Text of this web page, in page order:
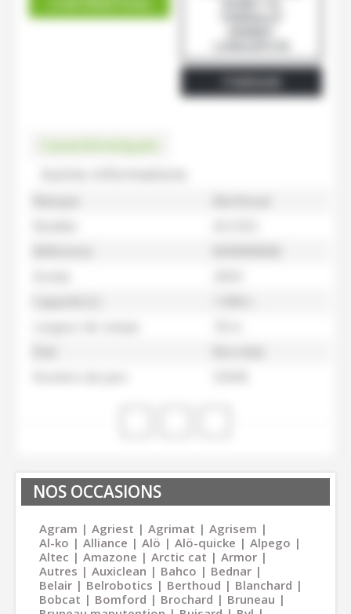
Caractéristiques
NOS OCCASIONS
Agram Agriest Agrimat
Agrisem
Al-ko
Alliance Alö Alö-quicke
Alpego
Altec
Amazone Arctic cat
Armor
Autres
Auxiclean Bahco
Bednar
Belair
Belrobotics Berthoud
Blanchard
Bobcat
Bomford Brochard
Bruneau